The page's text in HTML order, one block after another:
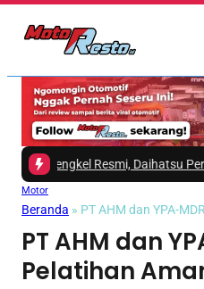
Resmi, Daihatsu Perkuat
Motor
Beranda » PT AHM dan YPA-
PT AHM dan
Pelatihan